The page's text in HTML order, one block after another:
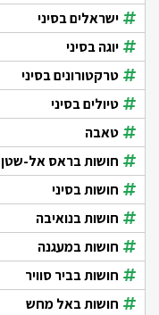
ישראלים בסיני
יוגה בסיני
טרקטורונים בסיני
טיולים בסיני
טאבה
חושות בראס אל-שטן
חושות בסיני
חושות בנואיבה
חושות במעגנה
חושות בביר סוויר
חושות באל מחש